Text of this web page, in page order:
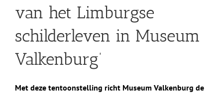
van het Limburgse
schilderleven in Museum
Valkenburg’
Met deze tentoonstelling richt Museum Valkenburg de